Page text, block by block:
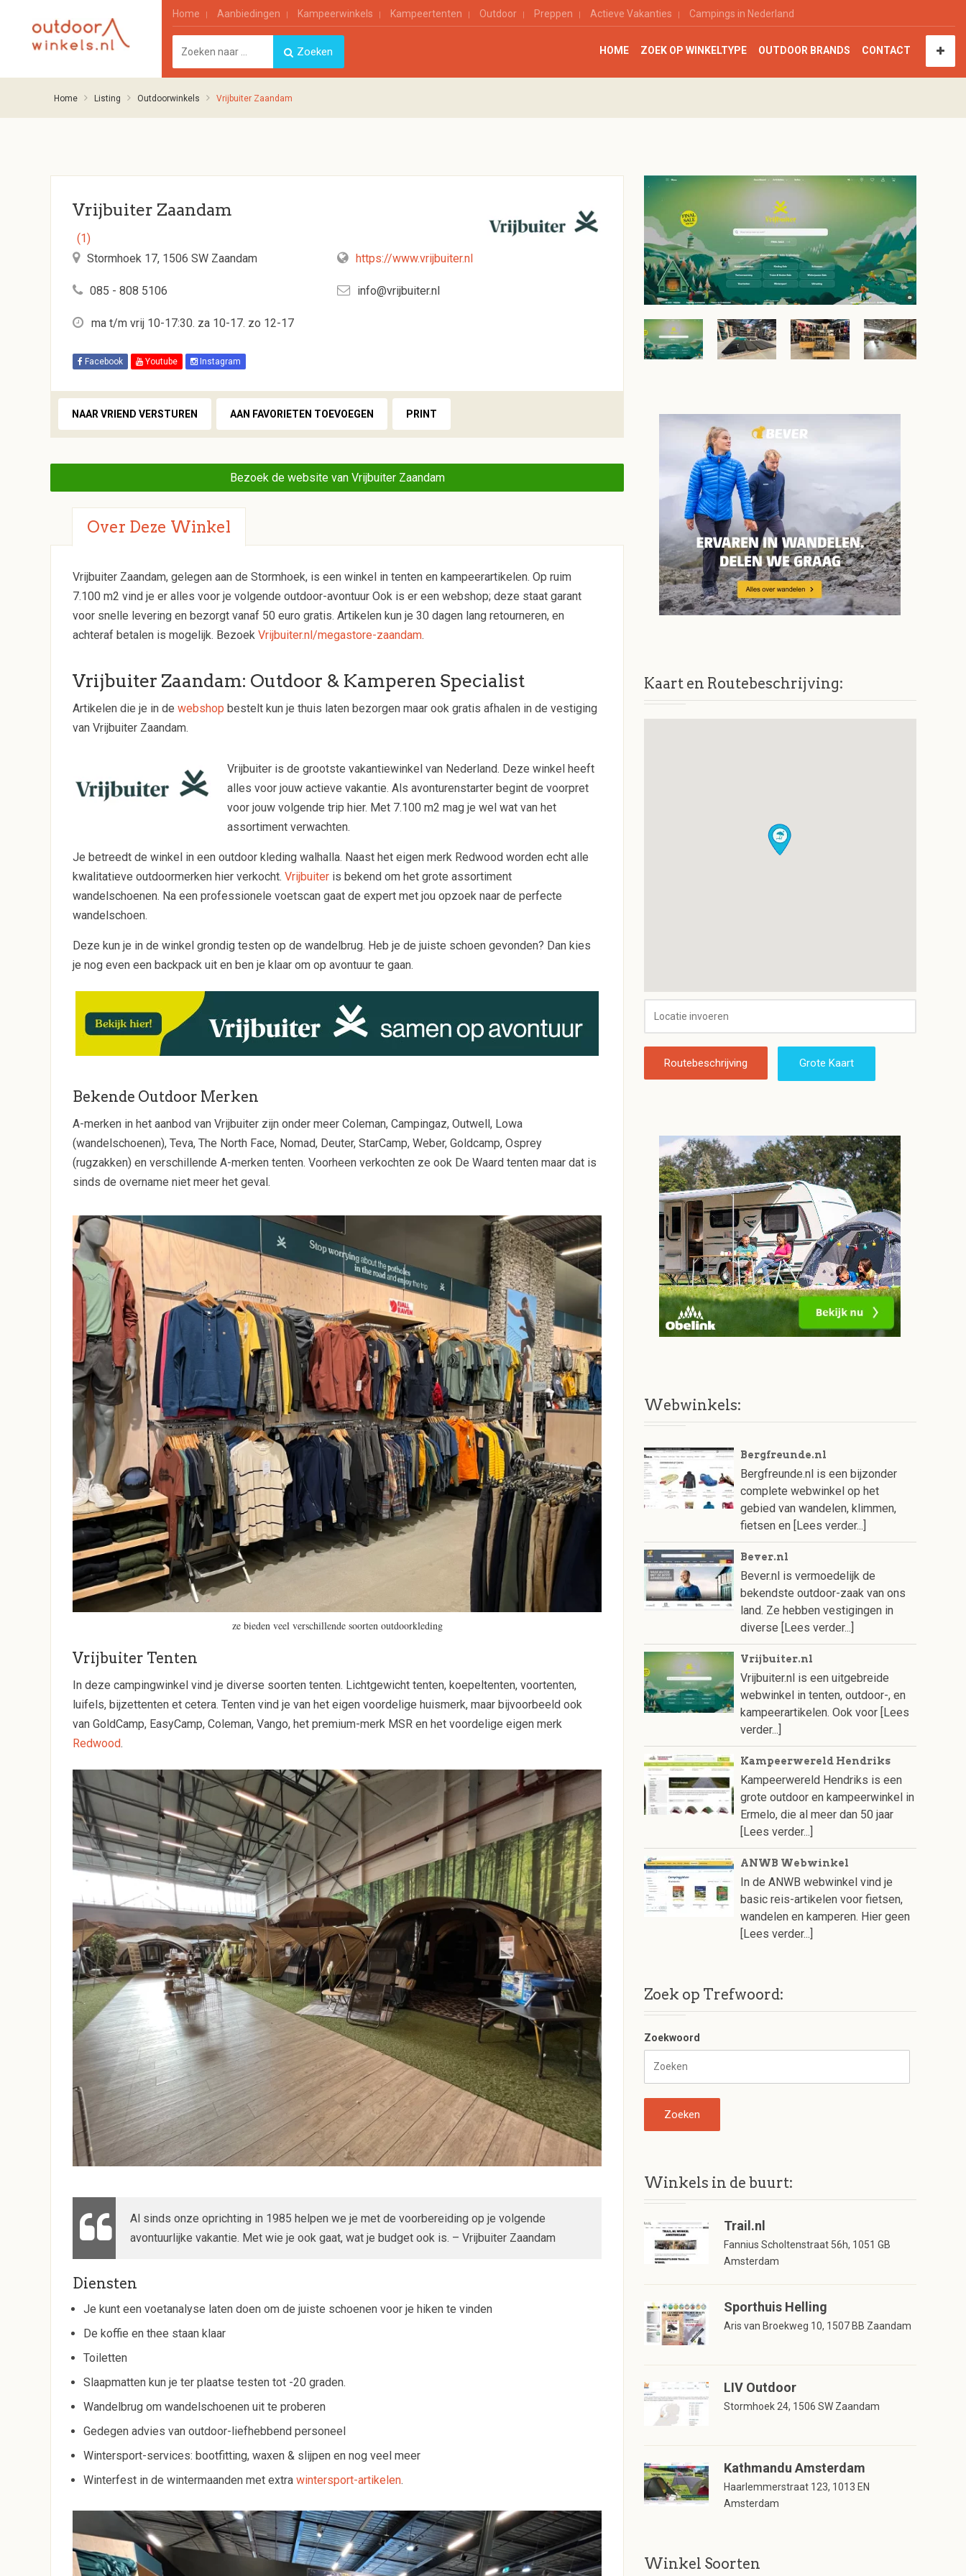
Home Aanbiedingen Kampeerwinkels Kampeertenten Outdoor Preppen Actieve Vakanties Campings in Nederland
HOME ZOEK OP WINKELTYPE OUTDOOR BRANDS CONTACT
Home Listing Outdoorwinkels Vrijbuiter Zaandam
Vrijbuiter Zaandam
(1)
Stormhoek 17, 1506 SW Zaandam
https://www.vrijbuiter.nl
085 - 808 5106 info@vrijbuiter.nl
ma t/m vrij 10-17:30. za 10-17. zo 12-17
Facebook Youtube Instagram
NAAR VRIEND VERSTUREN AAN FAVORIETEN TOEVOEGEN PRINT
Bezoek de website van Vrijbuiter Zaandam
Over Deze Winkel
Vrijbuiter Zaandam, gelegen aan de Stormhoek, is een winkel in tenten en kampeerartikelen. Op ruim
7.100 m2 vind je er alles voor je volgende outdoor-avontuur Ook is er een webshop; deze staat garant
voor snelle levering en bezorgt vanaf 50 euro gratis. Artikelen kun je 30 dagen lang retourneren, en
achteraf betalen is mogelijk. BezoekVrijbuiter.nl/megastore-zaandam.
Vrijbuiter Zaandam: Outdoor & Kamperen Specialist
Artikelen die je in dewebshop bestelt kun je thuis laten bezorgen maar ook gratis afhalen in de vestiging
van Vrijbuiter Zaandam.
Vrijbuiter is de grootste vakantiewinkel van Nederland. Deze winkel heeft
alles voor jouw actieve vakantie. Als avonturenstarter begint de voorpret
voor jouw volgende trip hier. Met 7.100 m2 mag je wel wat van het
assortiment verwachten.
Je betreedt de winkel in een outdoor kleding walhalla. Naast het eigen merk Redwood worden echt alle
kwalitatieve outdoormerken hier verkocht.Vrijbuiter is bekend om het grote assortiment
wandelschoenen. Na een professionele voetscan gaat de expert met jou opzoek naar de perfecte
wandelschoen.
Deze kun je in de winkel grondig testen op de wandelbrug. Heb je de juiste schoen gevonden? Dan kies
je nog even een backpack uit en ben je klaar om op avontuur te gaan.
Bekende Outdoor Merken
A-merken in het aanbod van Vrijbuiter zijn onder meer Coleman, Campingaz, Outwell, Lowa
(wandelschoenen), Teva, The North Face, Nomad, Deuter, StarCamp, Weber, Goldcamp, Osprey
(rugzakken) en verschillende A-merken tenten. Voorheen verkochten ze ook De Waard tenten maar dat is
sinds de overname niet meer het geval.
ze bieden veel verschillende soorten outdoorkleding
Vrijbuiter Tenten
In deze campingwinkel vind je diverse soorten tenten. Lichtgewicht tenten, koepeltenten, voortenten,
luifels, bijzettenten et cetera. Tenten vind je van het eigen voordelige huismerk, maar bijvoorbeeld ook
van GoldCamp, EasyCamp, Coleman, Vango, het premium-merk MSR en het voordelige eigen merk
Redwood.
Al sinds onze oprichting in 1985 helpen we je met de voorbereiding op je volgende
avontuurlijke vakantie. Met wie je ook gaat, wat je budget ook is. – Vrijbuiter Zaandam
Diensten
Je kunt een voetanalyse laten doen om de juiste schoenen voor je hiken te vinden
De koffie en thee staan klaar
Toiletten
Slaapmatten kun je ter plaatse testen tot -20 graden.
Wandelbrug om wandelschoenen uit te proberen
Gedegen advies van outdoor-liefhebbend personeel
Wintersport-services: bootfitting, waxen & slijpen en nog veel meer
Winterfest in de wintermaanden met extrawintersport-artikelen.
Kaart en Routebeschrijving:
Routebeschrijving Grote Kaart
Webwinkels:
Bergfreunde.nl
Bergfreunde.nl is een bijzonder
complete webwinkel op het
gebied van wandelen, klimmen,
fietsen en [Lees verder...]
Bever.nl
Bever.nl is vermoedelijk de
bekendste outdoor-zaak van ons
land. Ze hebben vestigingen in
diverse [Lees verder...]
Vrijbuiter.nl
Vrijbuiter.nl is een uitgebreide
webwinkel in tenten, outdoor-, en
kampeerartikelen. Ook voor [Lees
verder...]
Kampeerwereld Hendriks
Kampeerwereld Hendriks is een
grote outdoor en kampeerwinkel in
Ermelo, die al meer dan 50 jaar
[Lees verder...]
ANWB Webwinkel
In de ANWB webwinkel vind je
basic reis-artikelen voor fietsen,
wandelen en kamperen. Hier geen
[Lees verder...]
Zoek op Trefwoord:
Zoekwoord
Winkels in de buurt:
Trail.nl
Fannius Scholtenstraat 56h, 1051 GB
Amsterdam
Sporthuis Helling
Aris van Broekweg 10, 1507 BB Zaandam
LIV Outdoor
Stormhoek 24, 1506 SW Zaandam
Kathmandu Amsterdam
Haarlemmerstraat 123, 1013 EN
Amsterdam
Winkel Soorten